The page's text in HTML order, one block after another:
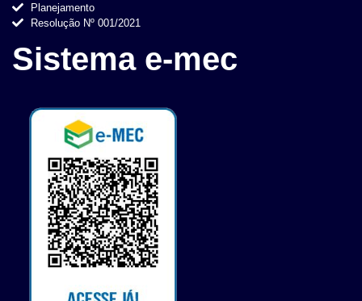
Planejamento
Resolução Nº 001/2021
Sistema e-mec